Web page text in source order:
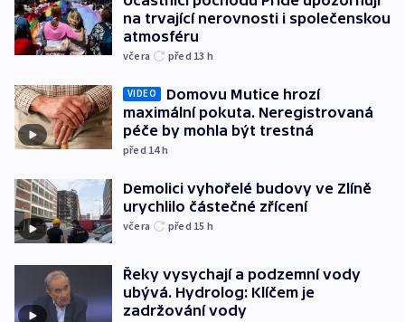
na trvající nerovnosti i společenskou
atmosféru
včera před 13 h
VIDEO
Domovu Mutice hrozí
maximální pokuta. Neregistrovaná
péče by mohla být trestná
před 14h
Demolici vyhořelé budovy ve Zlíně
urychlilo částečné zřícení
včera před 15 h
Řeky vysychají a podzemní vody
ubývá. Hydrolog: Klíčem je
zadržování vody